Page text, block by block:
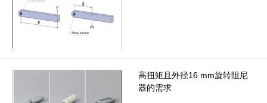
高扭矩且外径16 mm旋转阻尼
器的需求